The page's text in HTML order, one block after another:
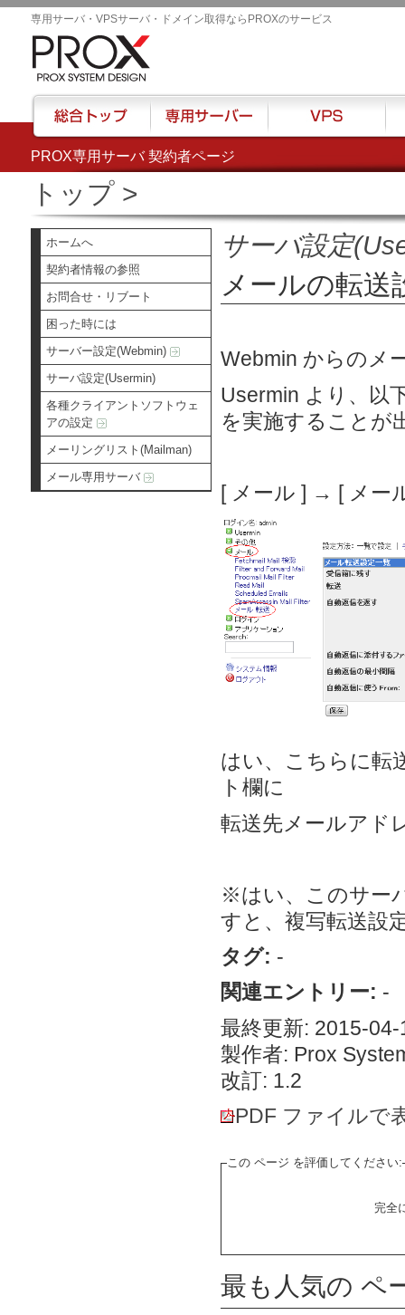
PROX専用サーバ 契約者ページ
専用サーバ・VPSサーバ・ドメイン取得ならPROXのサービス
トップ>
ホームへ
契約者情報の参照
お問合せ・リブート
困った時には
サーバー設定(Webmin)
サーバ設定(Usermin)
各種クライアントソフトウェ
アの設定
メーリングリスト(Mailman)
メール専用サーバ
サーバ設定
メールの転送
Webmin からのメ
Usermin より、以
を実施することが
[ メール ] → [ メー
はい、こちらに転
ト欄に
転送先メールアド
※はい、このサー
すと、複写転送設
タグ: -
関連エントリー: -
最終更新: 2015-
製作者: Prox
改訂: 1.2
PDF ファイルで
この ページ を評価してください:
完全
最も人気の ペ
総合トップ 専用サーバー VPS ハ